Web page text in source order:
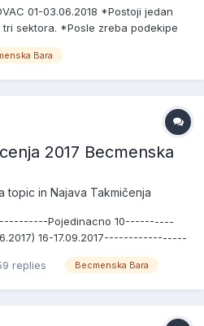
01-03.06.2018 *Postoji jedan
sektora. *Posle zreba podekipe
3 podekipe i njihov naziv bi bio
Bara
2017 Becmenska
topic in Najava Takmičenja
Pojedinacno 10----------
16-17.09.2017-----------------
12-----------3500.00din
replies Becmenska Bara